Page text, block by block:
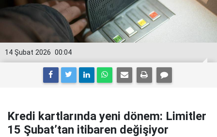
00:04
14 Şubat 2026
Kredi kartlarında yeni dönem: Limitler
15 Şubat’tan itibaren değişiyor